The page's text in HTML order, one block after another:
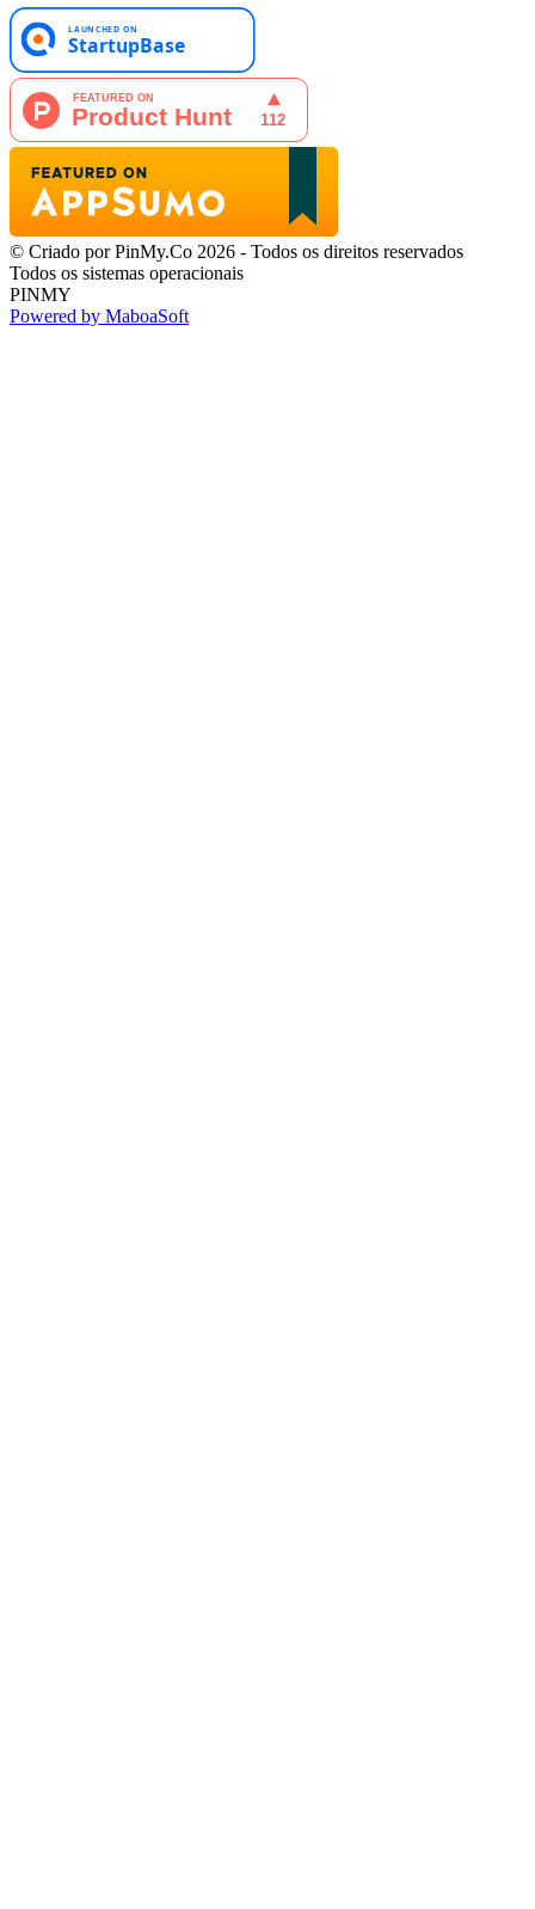
© Criado por PinMy.Co 2026 - Todos os direitos reservados
Todos os sistemas operacionais
PINMY
Powered by MaboaSoft